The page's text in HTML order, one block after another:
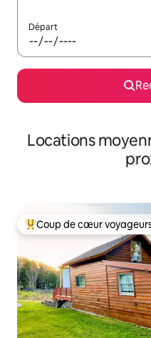
Départ
Locations
Coups de cœur voyageurs
Coup de cœur